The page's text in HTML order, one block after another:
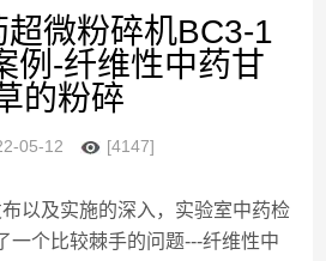
超微粉碎机BC3-1
例-纤维性中药甘
的粉碎
05-12 [4147]
以及实施的深入，实验室中药检
一个比较棘手的问题---纤维性中